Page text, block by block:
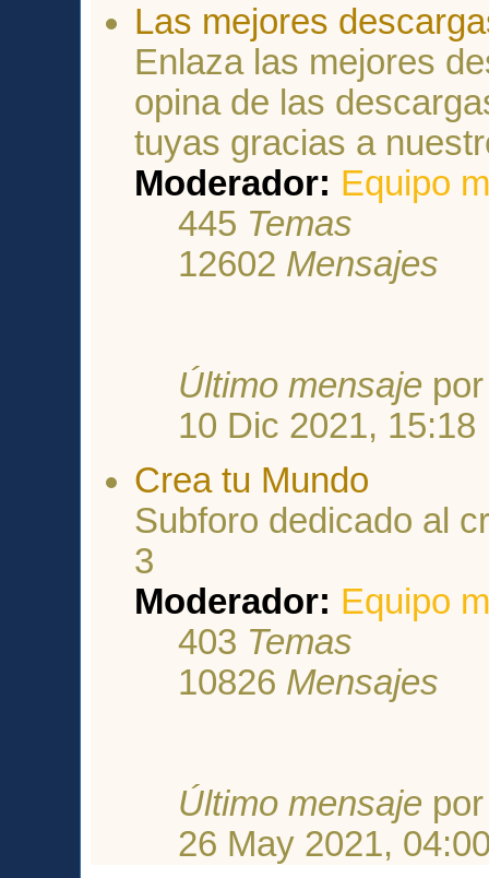
Las mejores
Enlaza las mejores
opina de las
tuyas gracias a
Moderador: Equipo
445 Temas
12602 Mensajes
Último mensaje
10 Dic 2021, 15:18
Crea tu Mundo
Subforo dedicado al
3
Moderador: Equipo
403 Temas
10826 Mensajes
Último mensaje
26 May 2021,